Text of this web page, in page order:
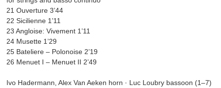
21 Ouverture 3’44
22 Sicilienne 1’11
23 Angloise: Vivement 1’11
24 Musette 1’29
25 Bateliere – Polonoise 2’19
26 Menuet I – Menuet II 2’49
Ivo Hadermann, Alex Van Aeken horn · Luc Loubry bassoon (1–7)